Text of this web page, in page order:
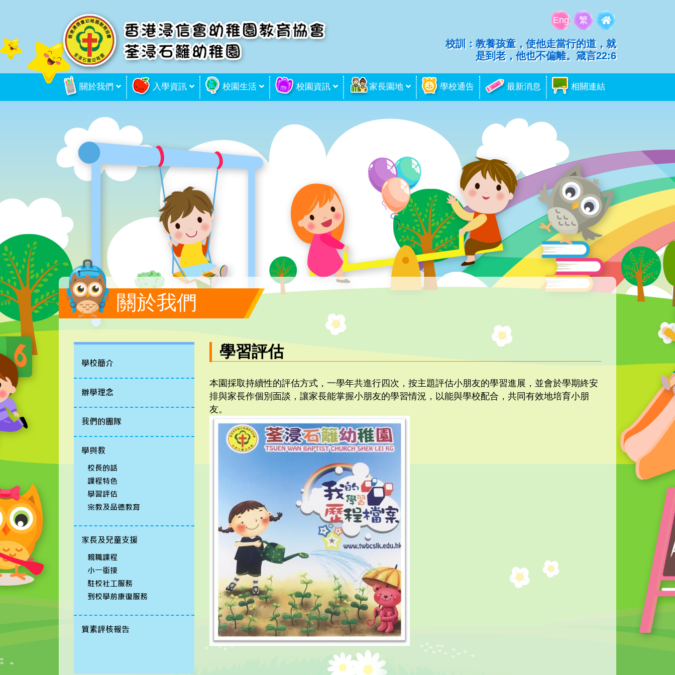
Eng 繁
校訓：教養孩童，使他走當行的道，就
是到老，他也不偏離。箴言22:6
關於我們 入學資訊 校園生活 校園資訊 家長園地 學校通告 最新消息 相關連結
關於我們
學校簡介
辦學理念
我們的團隊
學與教
校長的話
課程特色
學習評估
宗教及品德教育
家長及兒童支援
親職課程
小一銜接
駐校社工服務
到校學前康復服務
質素評核報告
學習評估
本園採取持續性的評估方式，一學年共進行四次，按主題評估小朋友的學習進展，並會於學期終安
排與家長作個別面談，讓家長能掌握小朋友的學習情況，以能與學校配合，共同有效地培育小朋
友。